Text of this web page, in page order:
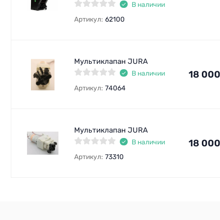
В наличии
Артикул: 62100
Мультиклапан JURA
В наличии
Артикул: 74064
18 000
Мультиклапан JURA
В наличии
Артикул: 73310
18 000